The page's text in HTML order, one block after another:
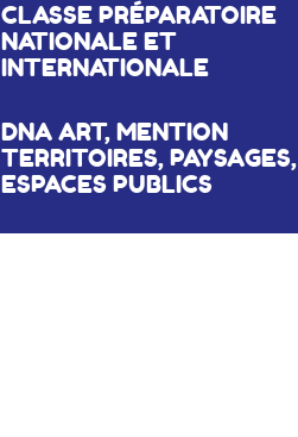
CLASSE PRÉPARATOIRE
NATIONALE ET
INTERNATIONALE
DNA ART, MENTION
TERRITOIRES, PAYSAGES,
ESPACES PUBLICS